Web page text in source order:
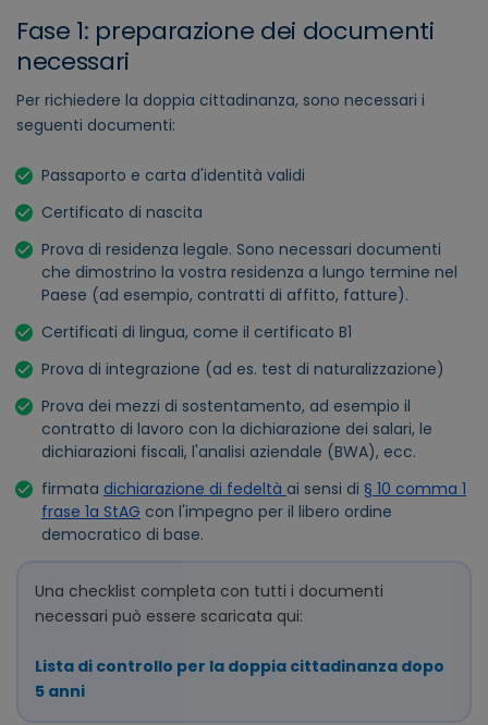
Fase 1: preparazione dei documenti
necessari
Per richiedere la doppia cittadinanza, sono necessari i
seguenti documenti:
Passaporto e carta d'identità validi
Certificato di nascita
Prova di residenza legale. Sono necessari documenti
che dimostrino la vostra residenza a lungo termine nel
Paese (ad esempio, contratti di affitto, fatture).
Certificati di lingua, come il certificato B1
Prova di integrazione (ad es. test di naturalizzazione)
Prova dei mezzi di sostentamento, ad esempio il
contratto di lavoro con la dichiarazione dei salari, le
dichiarazioni fiscali, l'analisi aziendale (BWA), ecc.
firmata dichiarazione di fedeltà ai sensi di § 10 comma 1
frase 1a StAG con l'impegno per il libero ordine
democratico di base.
Una checklist completa con tutti i documenti
necessari può essere scaricata qui:
Lista di controllo per la doppia cittadinanza dopo
5 anni